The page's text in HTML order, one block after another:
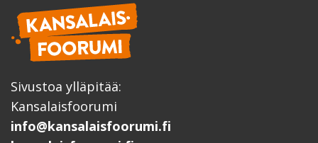
Sivustoa ylläpitää:
Kansalaisfoorumi
info@kansalaisfoorumi.fi